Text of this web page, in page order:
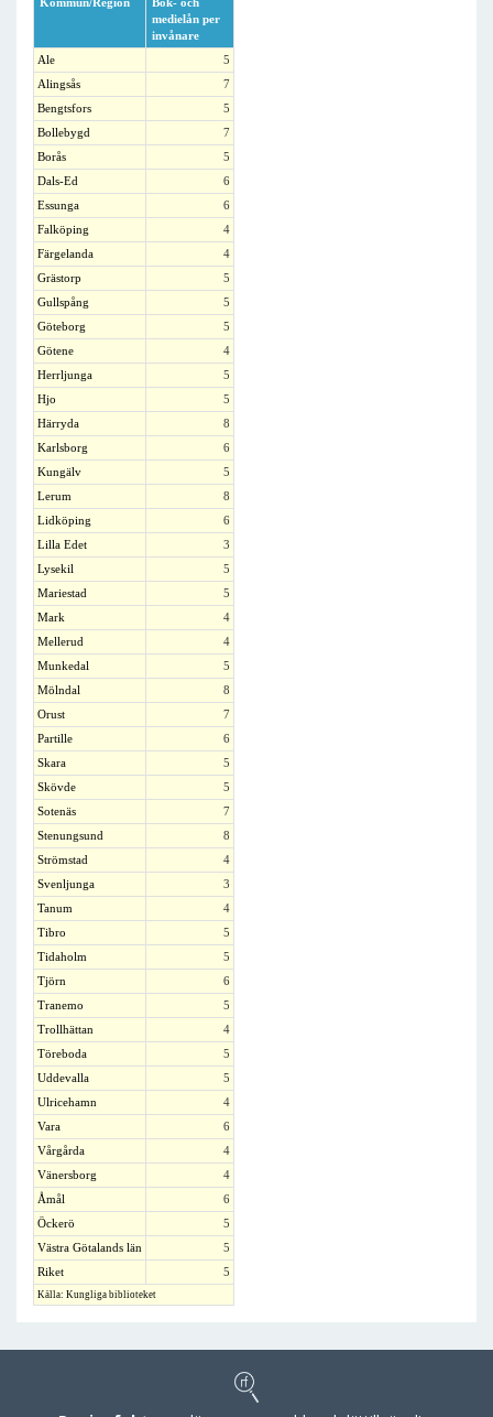
medielån per
invånare
Ale
5
Alingsås
7
Bengtsfors
5
Bollebygd
7
Borås
5
Dals-Ed
6
Essunga
6
Falköping
4
Färgelanda
4
Grästorp
5
Gullspång
5
Göteborg
5
Götene
4
Herrljunga
5
Hjo
5
Härryda
8
Karlsborg
6
Kungälv
5
Lerum
8
Lidköping
6
Lilla Edet
3
Lysekil
5
Mariestad
5
Mark
4
Mellerud
4
Munkedal
5
Mölndal
8
Orust
7
Partille
6
Skara
5
Skövde
5
Sotenäs
7
Stenungsund
8
Strömstad
4
Svenljunga
3
Tanum
4
Tibro
5
Tidaholm
5
Tjörn
6
Tranemo
5
Trollhättan
4
Töreboda
5
Uddevalla
5
Ulricehamn
4
Vara
6
Vårgårda
4
Vänersborg
4
Åmål
6
Öckerö
5
Västra Götalands län
5
Riket
5
Källa: Kungliga biblioteket